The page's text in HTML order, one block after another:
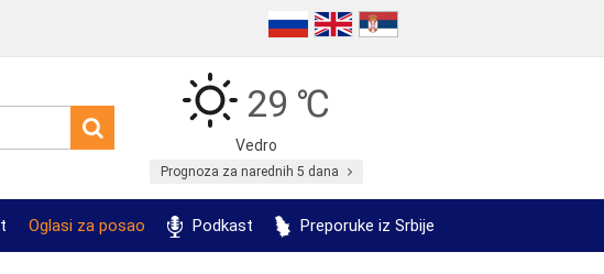
29 ℃
Vedro
Prognoza za narednih 5 dana
Oglasi za posao Podkast Preporuke iz Srbije